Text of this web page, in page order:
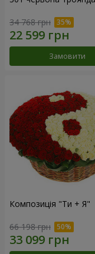
34 768 грн
Замовити
Композиція "Ти + Я"
66 198 грн